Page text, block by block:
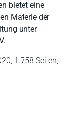
bietet eine
Materie der
unter
1.758 Seiten,